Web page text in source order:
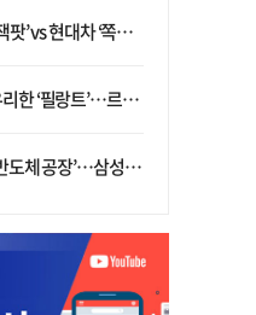
글로벌 사모펀드, 韓 대기업 투자 ‘희비’
노코리아, 5년 뒤 잔존가치 53% 보장
·SK, ‘주 52시간제’ 규제 해소 ‘공방’